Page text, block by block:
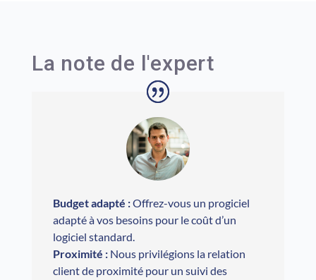
La note de l'expert
Budget adapté :Offrez-vous un progiciel
adapté à vos besoins pour le coût d’un
logiciel standard.
Proximité :Nous privilégions la relation
client de proximité pour un suivi des